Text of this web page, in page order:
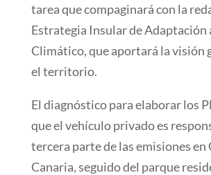
tarea que compaginará con la
Estrategia Insular de Adaptación
Climático, que aportará la visión
el territorio.
El diagnóstico para elaborar los
que el vehículo privado es
tercera parte de las emisiones en
Canaria, seguido del parque